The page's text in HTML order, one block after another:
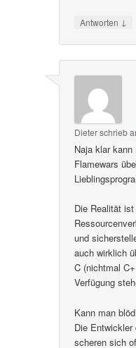
Antworten ↓
Dieterschrieb
Naja klar
Flamewars
Die Realität
und
auch wirklich
C (nichtmal
Verfügung
Kann man
Die Entwickler
scheren sich